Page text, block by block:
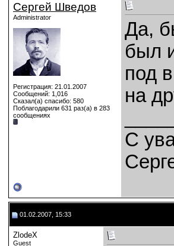
Сергей Шведов
Administrator
Регистрация: 21.01.2007
Сообщений: 1,016
Сказал(а) спасибо: 580
Поблагодарили 631 раз(а) в 283
сообщениях
Да,
был
под
на
C
01.02.2007, 15:33
ZlodeX
Guest